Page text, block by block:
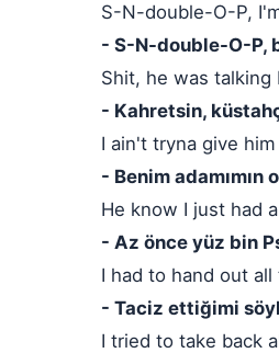
S-N-double-O-P,
- S-N-double-O-P,
Shit, he was
- Kahretsin,
I ain't tryna give
- Benim
He know I just had
- Az önce yüz bin
I had to hand out
- Taciz ettiğimi
I tried to take back